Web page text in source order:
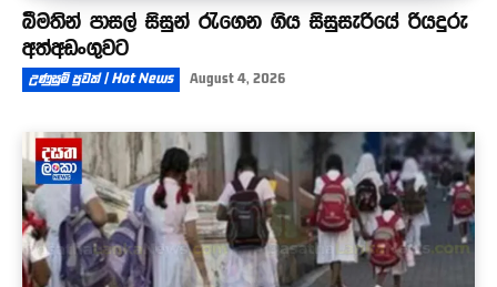
බීමතින් පාසල් සිසුන් රැගෙන ගිය සිසුසැරියේ රියදුරු
අත්අඩංගුවට
උණුසුම් පුවත් | Hot News August 4, 2026